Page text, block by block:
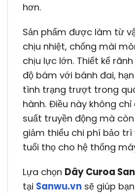
hơn.
Sản phẩm được làm từ
chịu nhiệt, chống mài
chịu lực lớn. Thiết kế
độ bám với bánh đai,
tình trạng trượt trong
hành. Điều này không chỉ
suất truyền động mà
giảm thiểu chi phí bảo
tuổi thọ cho hệ thống
Lựa chọn Dây Curoa
tại Sanwu.vn sẽ giúp